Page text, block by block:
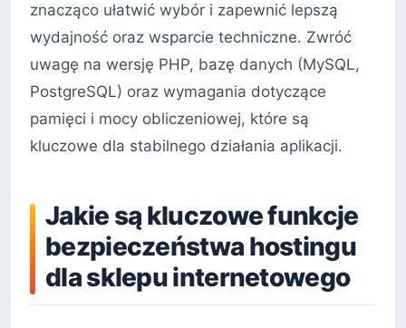
znacząco ułatwić wybór i zapewnić lepszą
wydajność oraz wsparcie techniczne. Zwróć
uwagę na wersję PHP, bazę danych (MySQL,
PostgreSQL) oraz wymagania dotyczące
pamięci i mocy obliczeniowej, które są
kluczowe dla stabilnego działania aplikacji.
Jakie są kluczowe funkcje
bezpieczeństwa hostingu
dla sklepu internetowego